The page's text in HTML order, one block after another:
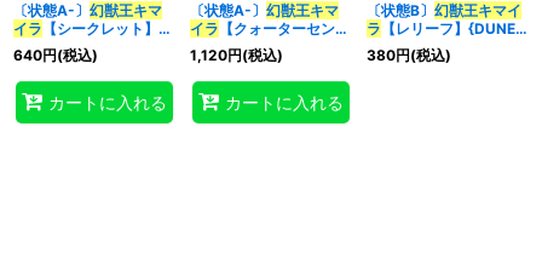
〔状態A-〕 幻獣王キマ
イラ 【シークレット】
{DUNE-JP033}《融
合》
640円(税込)
カートに入れる
〔状態A-〕 幻獣王キマ
イラ 【クォーターセンチ
ュリーシークレット】
{DUNE-JP033}《融
合》
1,120円(税込)
カートに入れる
〔状態B〕 幻獣王キマイ
ラ 【レリーフ】{DUNE-
JP033}《融合》
380円(税込)